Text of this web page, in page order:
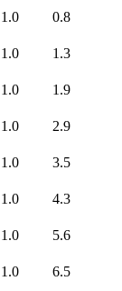
1.0
0.8
1.0
1.3
1.0
1.9
1.0
2.9
1.0
3.5
1.0
4.3
1.0
5.6
1.0
6.5